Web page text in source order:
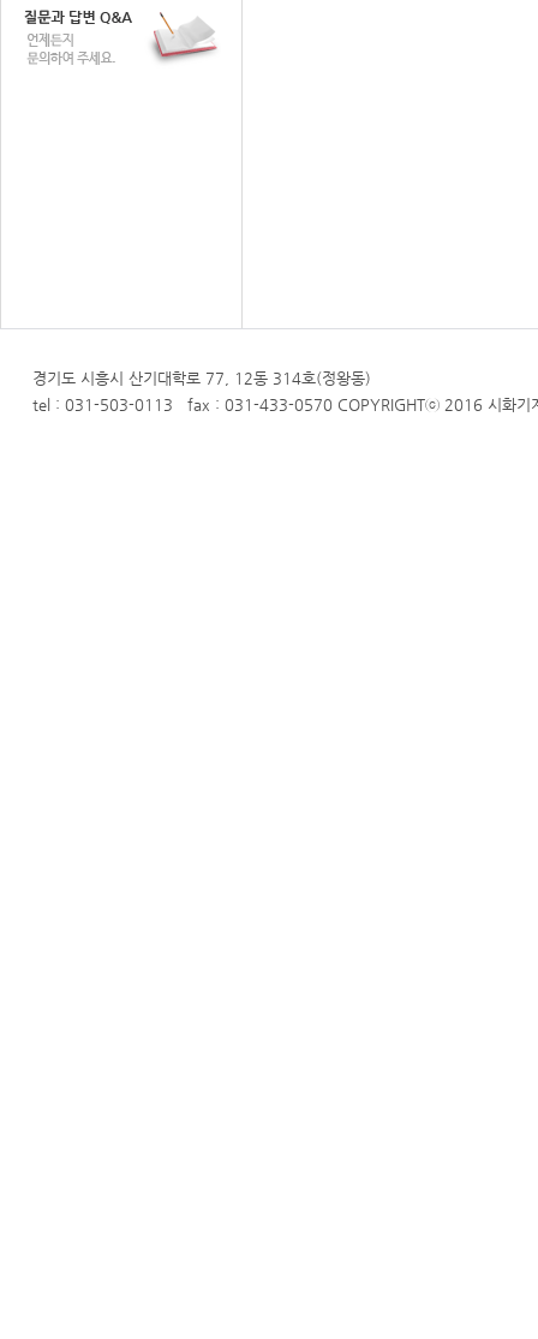
경기도 시흥시 산기대학로 77, 12동 314호(정왕동)
tel : 031-503-0113 fax : 031-433-0570 COPYRIGHTⓒ 2016 시화기계